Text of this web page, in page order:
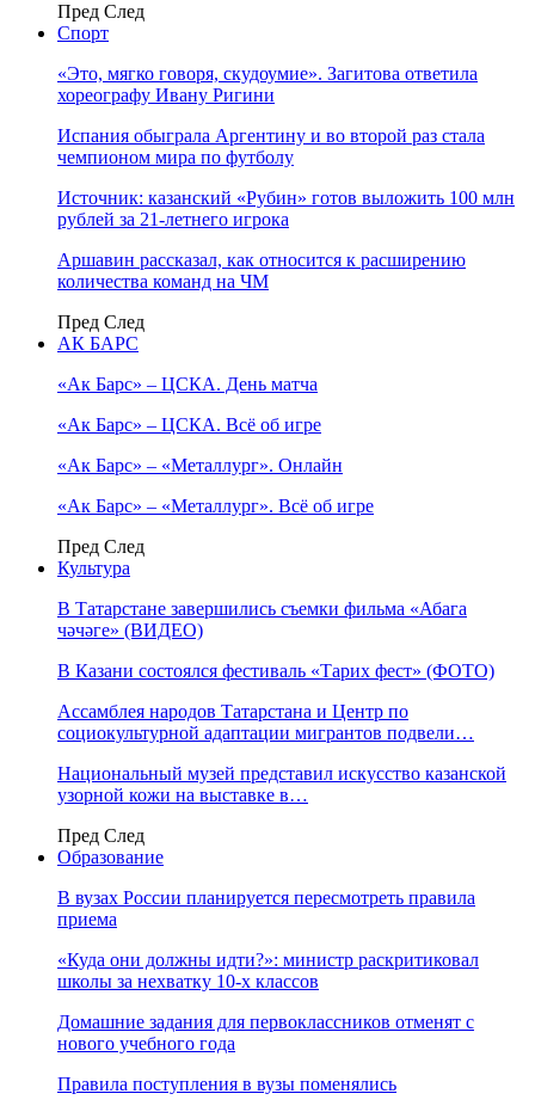
Пред След
Спорт
«Это, мягко говоря, скудоумие». Загитова ответила
хореографу Ивану Ригини
Испания обыграла Аргентину и во второй раз стала
чемпионом мира по футболу
Источник: казанский «Рубин» готов выложить 100 млн
рублей за 21-летнего игрока
Аршавин рассказал, как относится к расширению
количества команд на ЧМ
Пред След
АК БАРС
«Ак Барс» – ЦСКА. День матча
«Ак Барс» – ЦСКА. Всё об игре
«Ак Барс» – «Металлург». Онлайн
«Ак Барс» – «Металлург». Всё об игре
Пред След
Культура
В Татарстане завершились съемки фильма «Абага
чәчәге» (ВИДЕО)
В Казани состоялся фестиваль «Тарих фест» (ФОТО)
Ассамблея народов Татарстана и Центр по
социокультурной адаптации мигрантов подвели…
Национальный музей представил искусство казанской
узорной кожи на выставке в…
Пред След
Образование
В вузах России планируется пересмотреть правила
приема
«Куда они должны идти?»: министр раскритиковал
школы за нехватку 10-х классов
Домашние задания для первоклассников отменят с
нового учебного года
Правила поступления в вузы поменялись